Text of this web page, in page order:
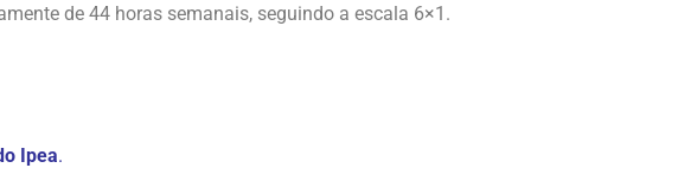
de 44 horas semanais, seguindo a escala 6×1.
Ipea.